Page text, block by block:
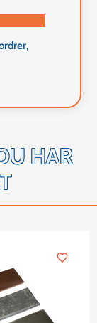
HAR
favorite_border